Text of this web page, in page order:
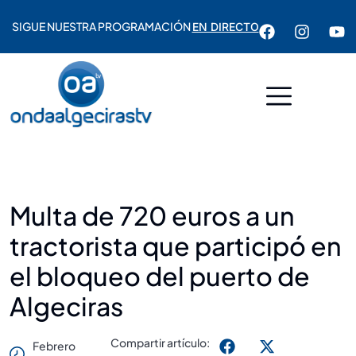
SIGUE NUESTRA PROGRAMACIÓNEN DIRECTO
Multa de 720 euros a un
tractorista que participó en
el bloqueo del puerto de
Algeciras
Febrero
Compartir artículo: